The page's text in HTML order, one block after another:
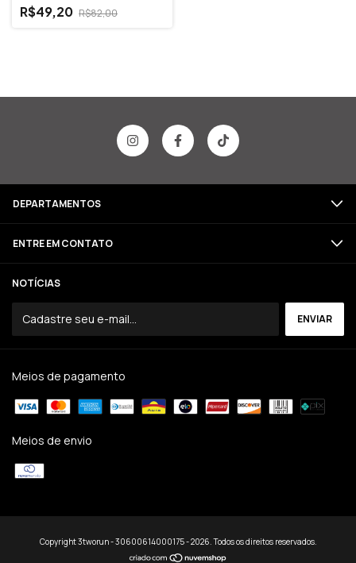
R$49,20 R$82,00
DEPARTAMENTOS
ENTRE EM CONTATO
NOTÍCIAS
Meios de pagamento
Meios de envio
Copyright 3tworun - 30600614000175 - 2026. Todos os direitos reservados.